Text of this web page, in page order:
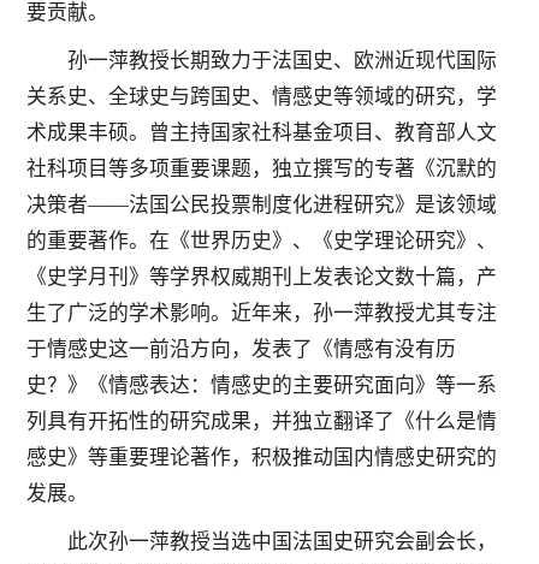
要贡献。
孙一萍教授长期致力于法国史、欧洲近现代国际
关系史、全球史与跨国史、情感史等领域的研究，学
术成果丰硕。曾主持国家社科基金项目、教育部人文
社科项目等多项重要课题，独立撰写的专著《沉默的
决策者——法国公民投票制度化进程研究》是该领域
的重要著作。在《世界历史》、《史学理论研究》、
《史学月刊》等学界权威期刊上发表论文数十篇，产
生了广泛的学术影响。近年来，孙一萍教授尤其专注
于情感史这一前沿方向，发表了《情感有没有历
史？》《情感表达：情感史的主要研究面向》等一系
列具有开拓性的研究成果，并独立翻译了《什么是情
感史》等重要理论著作，积极推动国内情感史研究的
发展。
此次孙一萍教授当选中国法国史研究会副会长，